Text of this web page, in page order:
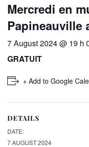
Mercredi en
Papineauville
7 August 2024 @ 19 h
GRATUIT
+ Add to Google
DETAILS
DATE:
7 AUGUST 2024